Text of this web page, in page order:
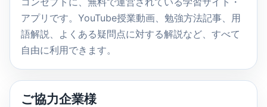
アプリです。YouTube授業動画、勉強方法記事、用
語解説、よくある疑問点に対する解説など、すべて
自由に利用できます。
ご協力企業様